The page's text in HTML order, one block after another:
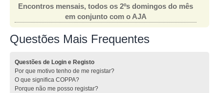
Encontros mensais, todos os 2ºs domingos do mês
em conjunto com o AJA
Questões Mais Frequentes
Questões de Login e Registo
Por que motivo tenho de me registar?
O que significa COPPA?
Porque não me posso registar?